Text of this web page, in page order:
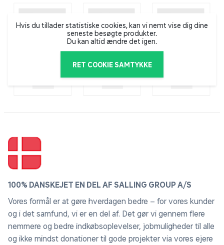
Hvis du tillader statistiske cookies, kan vi nemt vise dig dine
seneste besøgte produkter.
Du kan altid ændre det igen.
RET COOKIE SAMTYKKE
100% DANSKEJET EN DEL AF SALLING GROUP A/S
Vores formål er at gøre hverdagen bedre – for vores kunder
og i det samfund, vi er en del af. Det gør vi gennem flere
nemmere og bedre indkøbsoplevelser, jobmuligheder til alle
og ikke mindst donationer til gode projekter via vores ejere